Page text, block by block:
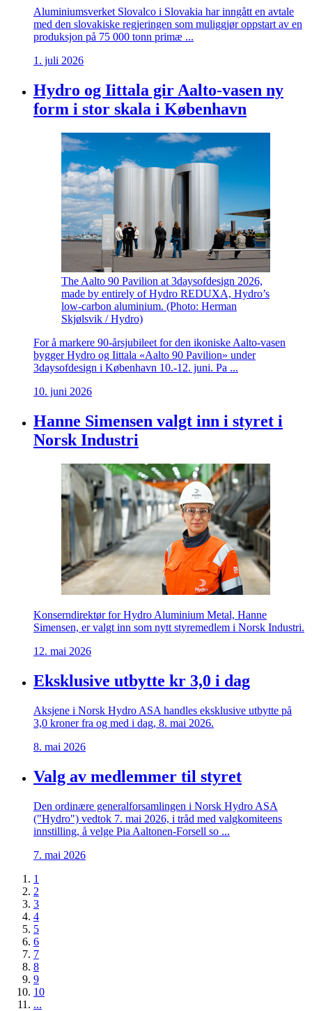
Aluminiumsverket Slovalco i Slovakia har inngått en avtale
med den slovakiske regjeringen som muliggjør oppstart av en
produksjon på 75 000 tonn primæ ...
1. juli 2026
Hydro og Iittala gir Aalto-vasen ny
form i stor skala i København
The Aalto 90 Pavilion at 3daysofdesign 2026,
made by entirely of Hydro REDUXA, Hydro’s
low-carbon aluminium. (Photo: Herman
Skjølsvik / Hydro)
For å markere 90-årsjubileet for den ikoniske Aalto-vasen
bygger Hydro og Iittala «Aalto 90 Pavilion» under
3daysofdesign i København 10.-12. juni. Pa ...
10. juni 2026
Hanne Simensen valgt inn i styret i
Norsk Industri
Konserndirektør for Hydro Aluminium Metal, Hanne
Simensen, er valgt inn som nytt styremedlem i Norsk Industri.
12. mai 2026
Eksklusive utbytte kr 3,0 i dag
Aksjene i Norsk Hydro ASA handles eksklusive utbytte på
3,0 kroner fra og med i dag, 8. mai 2026.
8. mai 2026
Valg av medlemmer til styret
Den ordinære generalforsamlingen i Norsk Hydro ASA
("Hydro") vedtok 7. mai 2026, i tråd med valgkomiteens
innstilling, å velge Pia Aaltonen-Forsell so ...
7. mai 2026
1
2
3
4
5
6
7
8
9
10
...